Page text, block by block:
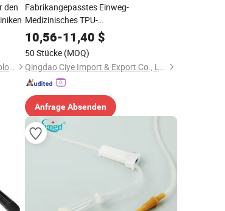
den
Changzhou Longli Medical Technology Co., Ltd.
Fabrikangepasstes Einweg-
Medizinisches TPU-
Hämodialysekatheter-Set für
Erwachsene
10,56-11,40 $
50 Stücke (MOQ)
Qingdao Ciye Import & Export Co., Ltd.
Anfrage Absenden